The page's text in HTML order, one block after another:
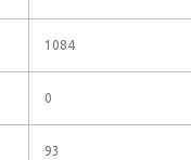
1084
0
93